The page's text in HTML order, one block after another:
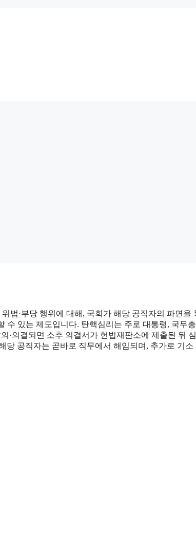
법·부당 행위에 대해, 국회가 해당 공직자의 파면을
수 있는 제도입니다. 탄핵심리는 주로 대통령, 국무
·의결되면 소추 의결서가 헌법재판소에 제출된 뒤
당 공직자는 곧바로 직무에서 해임되며, 추가로 기소